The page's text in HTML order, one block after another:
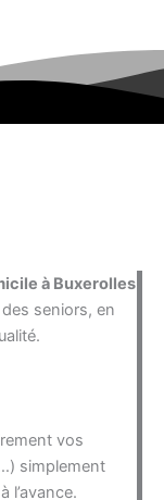
à Buxerolles
seniors, en
vos
simplement
l’avance.